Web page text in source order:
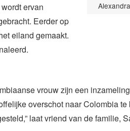
ervan
Eerder op
eiland gemaakt.
vrouw zijn een
overschot naar Colombia te
laat vriend van de familie,